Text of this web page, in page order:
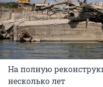
На полную
несколько лет